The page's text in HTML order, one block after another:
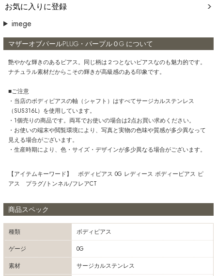
お気に入りに登録
imege
マザーオブパールPLUG・パープル０G について
艶やかな輝きのあるピアス。同じ柄は２つとないピアスなのも魅力的です。
ナチュラル素材だからこその輝きが高級感のある印象です。
■ご注意
・当店のボディピアスの軸（シャフト）はすべてサージカルステンレス
（SUS316L）を使用しています。
・1個売りの商品です。両耳でお使いの場合は2点お買い求めください。
・お使いの端末や閲覧環境により、写真と実物の色味や質感が多少異なって
見える場合がございます。
・生産時期により、色・サイズ・デザインが多少異なる場合がございます。
【アイテムキーワード】 ボディピアス 0G レディース ボディーピアス ピ
アス プラグ/トンネル/フレアCT
商品スペック
種類
ボディピアス
ゲージ
0G
素材
サージカルステンレス